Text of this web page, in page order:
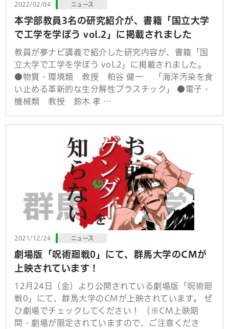
2022/02/04 ニュース
本学部教員3名の研究紹介が、書籍「国立大学
で工学を学ぼう vol.2」に掲載されました
教員が夢ナビ講義で紹介した研究内容が、書籍「国
立大学で工学を学ぼう vol.2」に掲載されました。
●物質・環境類 教授 粕谷 健一 「海洋汚染を食
い止める革新的な生分解性プラスチック」 ●電子・
機械類 教授 鈴木 孝 …
2021/12/24 ニュース
劇場版「呪術廻戦0」にて、群馬大学のCMが
上映されています！
12月24日（金）より公開されている劇場版「呪術廻
戦0」にて、群馬大学のCMが上映されています。 ぜ
ひ劇場でチェックしてください！ （※CM上映期
間・劇場が限定されていますので、ご注意くださ